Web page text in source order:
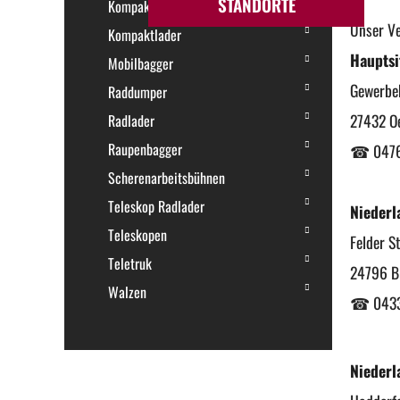
Kompakte Raupenlader
Kompaktlader
Mobilbagger
Raddumper
Radlader
Raupenbagger
Scherenarbeitsbühnen
Teleskop Radlader
Teleskopen
Teletruk
Walzen
Unser
27432
☎
Felder
24796
☎